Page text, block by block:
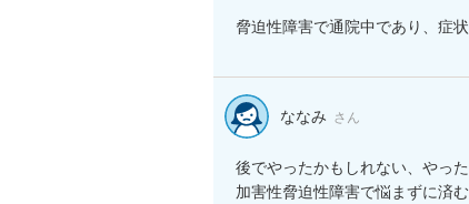
脅迫性障害で通院中であり、症
ななみ さん
後でやったかもしれない、やっ
加害性脅迫性障害で悩まずに済